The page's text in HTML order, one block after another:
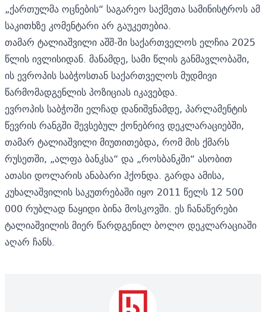
„ქართულმა ოცნების“ საგარეო საქმეთა სამინისტროს ამ
საკითხზე კომენტარი არ გაუკეთებია.
თამარ ტალიაშვილი აშშ-ში საქართველოს ელჩია 2025
წლის ივლისიდან. მანამდე, სამი წლის განმავლობაში,
ის ევროპის საბჭოსთან საქართველოს მუდმივი
წარმომადგენლის პოზიციას იკავებდა.
ევროპის საბჭოში ელჩად დანიშვნამდე, პარლამენტის
წევრის რანგში შევსებულ ქონებრივდეკლარაციებში,
თამარ ტალიაშვილი მიუთითებდა, რომ მის ქმარს
რუსეთში, „ალფა ბანკსა“ და „როსბანკში“ ასობით
ათასი დოლარის ანაბარი ჰქონდა. გარდა ამისა,
კუხალაშვილის საკუთრებაში იყო 2011 წელს 12 500
000 რუბლად ნაყიდი ბინა მოსკოვში. ეს ჩანაწერები
ტალიაშვილის მიერ წარდგენილ ბოლო დეკლარაციაში
აღარ ჩანს.